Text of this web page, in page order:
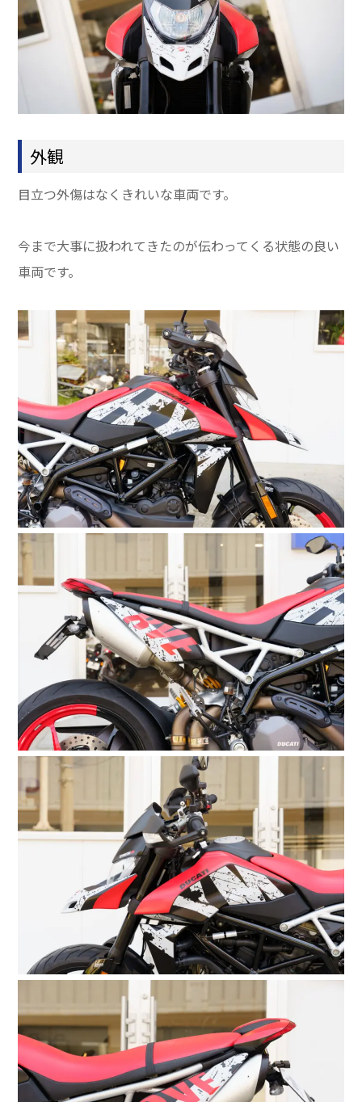
外観
目立つ外傷はなくきれいな車両です。
今まで大事に扱われてきたのが伝わってくる状態の良い
車両です。